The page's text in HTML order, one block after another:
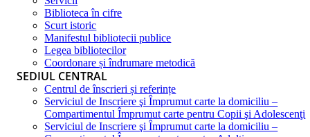
Biblioteca în cifre
Scurt istoric
Manifestul bibliotecii publice
Legea bibliotecilor
Coordonare și îndrumare metodică
SEDIUL CENTRAL
Centrul de înscrieri și referințe
Serviciul de Inscriere şi Împrumut carte la domiciliu –
Compartimentul Împrumut carte pentru Copii şi Adolescenţi
Serviciul de Inscriere şi Împrumut carte la domiciliu –